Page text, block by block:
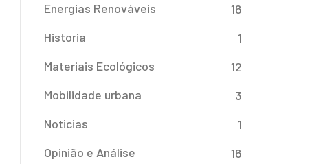
Energias Renováveis
16
Historia
1
Materiais Ecológicos
12
Mobilidade urbana
3
Noticias
1
Opinião e Análise
16